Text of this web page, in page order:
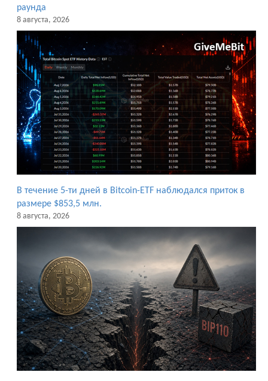
раунда
8 августа, 2026
В течение 5-ти дней в Bitcoin-ETF наблюдался приток в
размере $853,5 млн.
8 августа, 2026